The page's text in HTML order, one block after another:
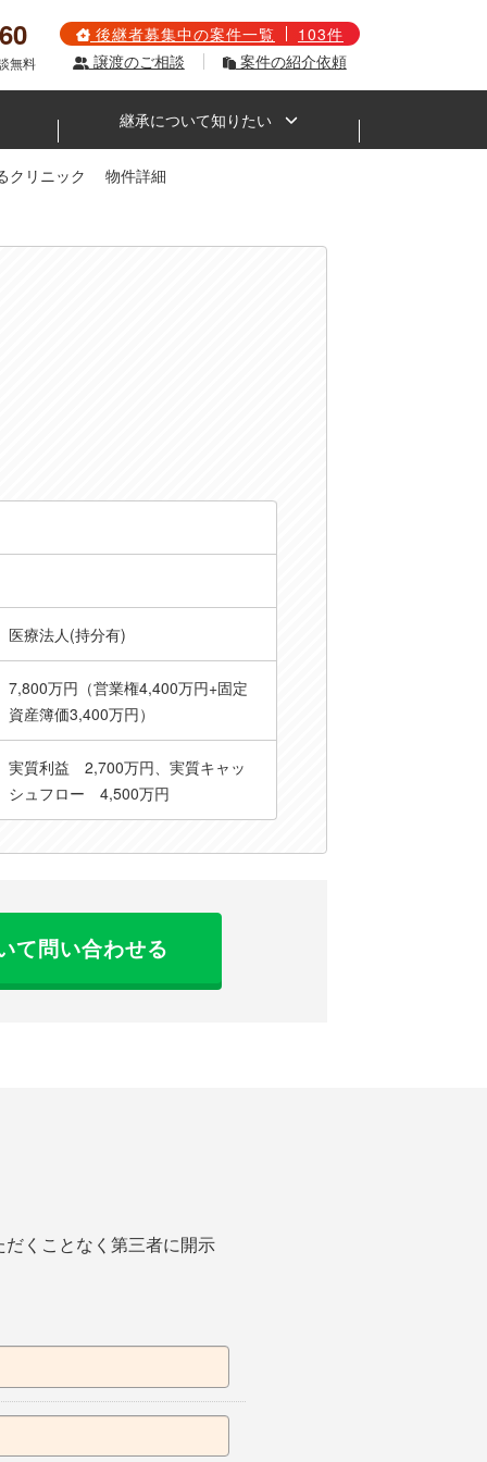
無料
後継者募集中の案件一覧
103件
譲渡のご相談
案件の紹介依頼
継承について知りたい
クリニック 物件詳細
医療法人(持分有)
7,800万円（営業権4,400万円+固定
資産簿価3,400万円）
実質利益 2,700万円、実質キャッ
シュフロー 4,500万円
て問い合わせる
くことなく第三者に開示